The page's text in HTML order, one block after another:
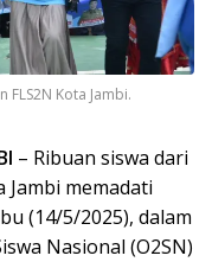
FLS2N Kota Jambi.
– Ribuan siswa dari
Jambi memadati
(14/5/2025), dalam
Nasional (O2SN)